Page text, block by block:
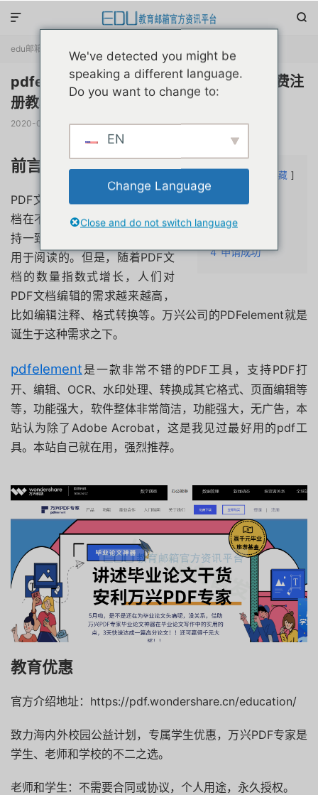


edu邮箱资讯 正文
pdfelement文档处理工具教育优惠申请免费注
册教程首发
2020-05-17 阅读(2893)  赞(0)
文章目录 隐藏
4 申请成功
前言介绍
PDF文档诞生的原因是为了让文
档在不同的终端阅读的时候都保
持一致，所以PDF文档原本只是
用于阅读的。但是，随着PDF文
档的数量指数式增长，人们对
PDF文档编辑的需求越来越高，
比如编辑注释、格式转换等。万兴公司的PDFelement就是
诞生于这种需求之下。
pdfelement 是一款非常不错的PDF工具，支持PDF打
开、编辑、OCR、水印处理、转换成其它格式、页面编辑等
等，功能强大，软件整体非常简洁，功能强大，无广告，本
站认为除了Adobe Acrobat，这是我见过最好用的pdf工
具。本站自己就在用，强烈推荐。
教育优惠
官方介绍地址：https://pdf.wondershare.cn/education/
致力海内外校园公益计划，专属学生优惠，万兴PDF专家是
学生、老师和学校的不二之选。
老师和学生： 不需要合同或协议，个人用途，永久授权。
We've detected you might be
speaking a different language.
Do you want to change to:
EN
Change Language
Close and do not switch language